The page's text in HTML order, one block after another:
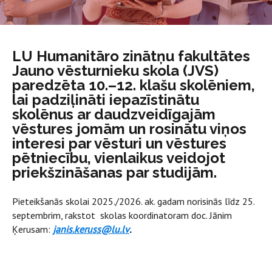
LU Humanitāro zinātņu fakultātes
Jauno vēsturnieku skola (JVS)
paredzēta 10.–12. klašu skolēniem,
lai padziļināti iepazīstinātu
skolēnus ar daudzveidīgajām
vēstures jomām un rosinātu viņos
interesi par vēsturi un vēstures
pētniecību, vienlaikus veidojot
priekšzināšanas par studijām.
Pieteikšanās skolai 2025./2026. ak. gadam norisinās līdz 25.
septembrim, rakstot skolas koordinatoram doc. Jānim
Ķerusam: janis.keruss@lu.lv.